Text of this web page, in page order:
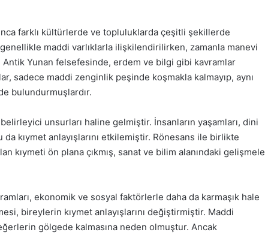
farklı kültürlerde ve topluluklarda çeşitli şekillerde
maddi varlıklarla ilişkilendirilirken, zamanla manevi
Antik Yunan felsefesinde, erdem ve bilgi gibi kavramlar
sadece maddi zenginlik peşinde koşmakla kalmayıp, aynı
bulundurmuşlardır.
unsurları haline gelmiştir. İnsanların yaşamları, dini
kıymet anlayışlarını etkilemiştir. Rönesans ile birlikte
kıymeti ön plana çıkmış, sanat ve bilim alanındaki
ekonomik ve sosyal faktörlerle daha da karmaşık hale
bireylerin kıymet anlayışlarını değiştirmiştir. Maddi
gölgede kalmasına neden olmuştur. Ancak